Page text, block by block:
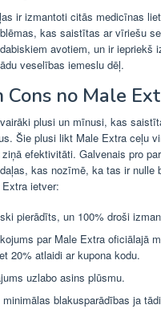
ir izmantoti citās medicīnas
kas saistītas ar vīriešu
avotiem, un ir iepriekš
veselības iemeslu dēļ.
Cons no Male
plusi un mīnusi, kas
Šie plusi likt Male Extra ceļu
efektivitāti. Galvenais pro
kas nozīmē, ka tas ir nulle
ietver:
pierādīts, un 100% droši
par Male Extra oficiālajā
20% atlaidi ar kupona kodu.
uzlabo asins plūsmu.
blakusparādības ja tādi